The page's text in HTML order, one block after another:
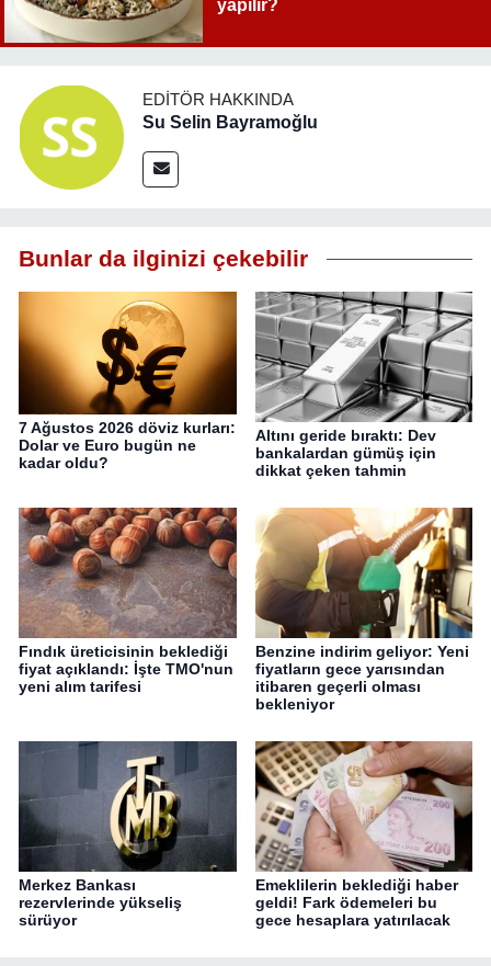
yapılır?
EDITÖR HAKKINDA
Su Selin Bayramoğlu
Bunlar da ilginizi çekebilir
7 Ağustos 2026 döviz kurları:
Dolar ve Euro bugün ne
kadar oldu?
Altını geride bıraktı: Dev
bankalardan gümüş için
dikkat çeken tahmin
Fındık üreticisinin beklediği
fiyat açıklandı: İşte TMO'nun
yeni alım tarifesi
Benzine indirim geliyor: Yeni
fiyatların gece yarısından
itibaren geçerli olması
bekleniyor
Merkez Bankası
rezervlerinde yükseliş
sürüyor
Emeklilerin beklediği haber
geldi! Fark ödemeleri bu
gece hesaplara yatırılacak